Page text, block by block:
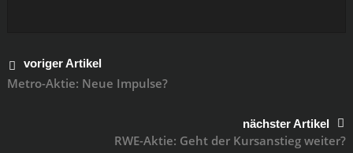
voriger Artikel
Metro-Aktie: Neue Impulse?
nächster Artikel
RWE-Aktie: Geht der Kursanstieg weiter?